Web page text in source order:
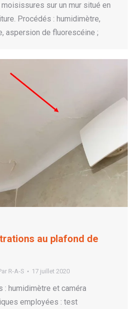
sur un mur situé en
Procédés : humidimètre,
aspersion de fluorescéine ;
au plafond de
R-A-S 17 juillet 2020
: humidimètre et caméra
employées : test